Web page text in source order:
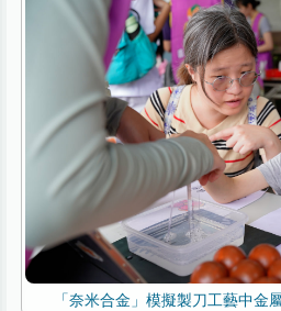
「奈米合金」模擬製刀工藝中金